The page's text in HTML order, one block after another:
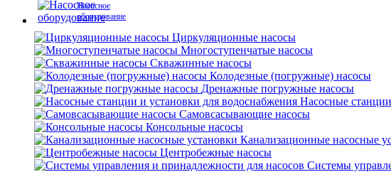
Насосное
оборудование
Циркуляционные насосы
Многоступенчатые насосы
Скважинные насосы
Колодезные (погружные) насосы
Дренажные погружные насосы
Насосные
Самовсасывающие насосы
Консольные насосы
Канализационные насосные
Центробежные насосы
Системы